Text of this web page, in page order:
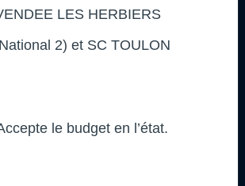
LES HERBIERS
2) et SC TOULON
le budget en l’état.